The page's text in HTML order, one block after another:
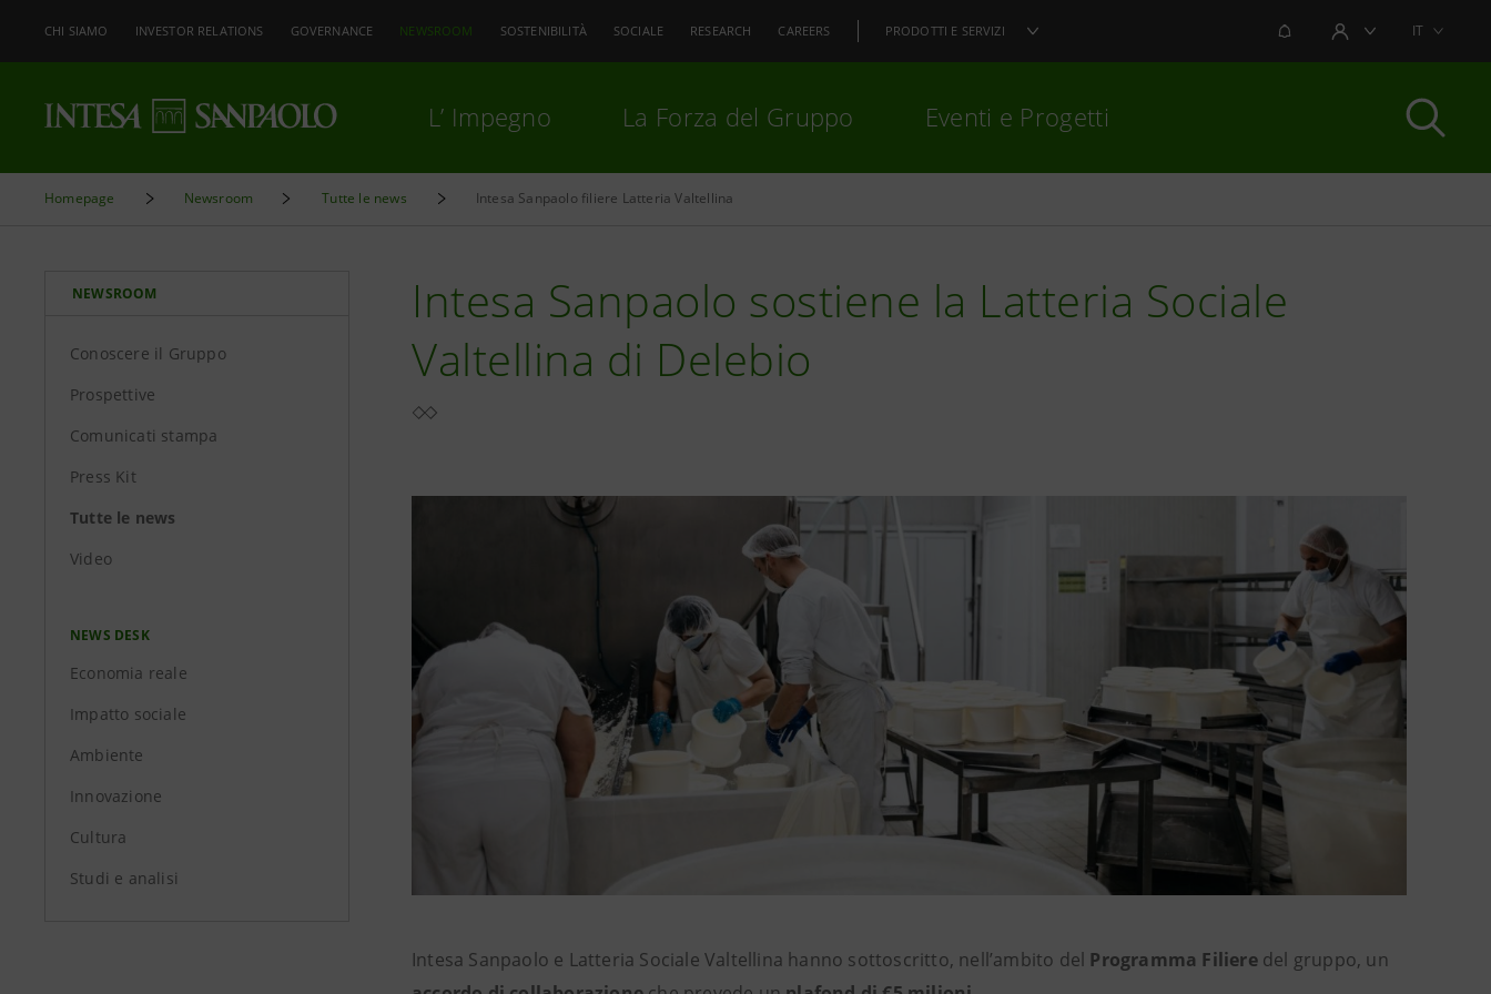
CHI SIAMO INVESTOR RELATIONS GOVERNANCE NEWSROOM SOSTENIBILITÀ SOCIALE RESEARCH CAREERS PRODOTTI E SERVIZI NOTIFICHEAREA UTENTEIT
L’ Impegno La Forza del Gruppo Eventi e Progetti
Homepage Newsroom Tutte le news Intesa Sanpaolo filiere Latteria Valtellina
NEWSROOM
Conoscere il Gruppo
Prospettive
Comunicati stampa
Press Kit
Tutte le news
Video
NEWS DESK
Economia reale
Impatto sociale
Ambiente
Innovazione
Cultura
Studi e analisi
Intesa Sanpaolo sostiene la Latteria Sociale
Valtellina di Delebio
Intesa Sanpaolo e Latteria Sociale Valtellina hanno sottoscritto, nell’ambito del Programma Filiere del gruppo, un